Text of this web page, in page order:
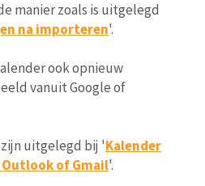
manier zoals is uitgelegd
na importeren'.
ook opnieuw
vanuit Google of
uitgelegd bij 'Kalender
of Gmail'.